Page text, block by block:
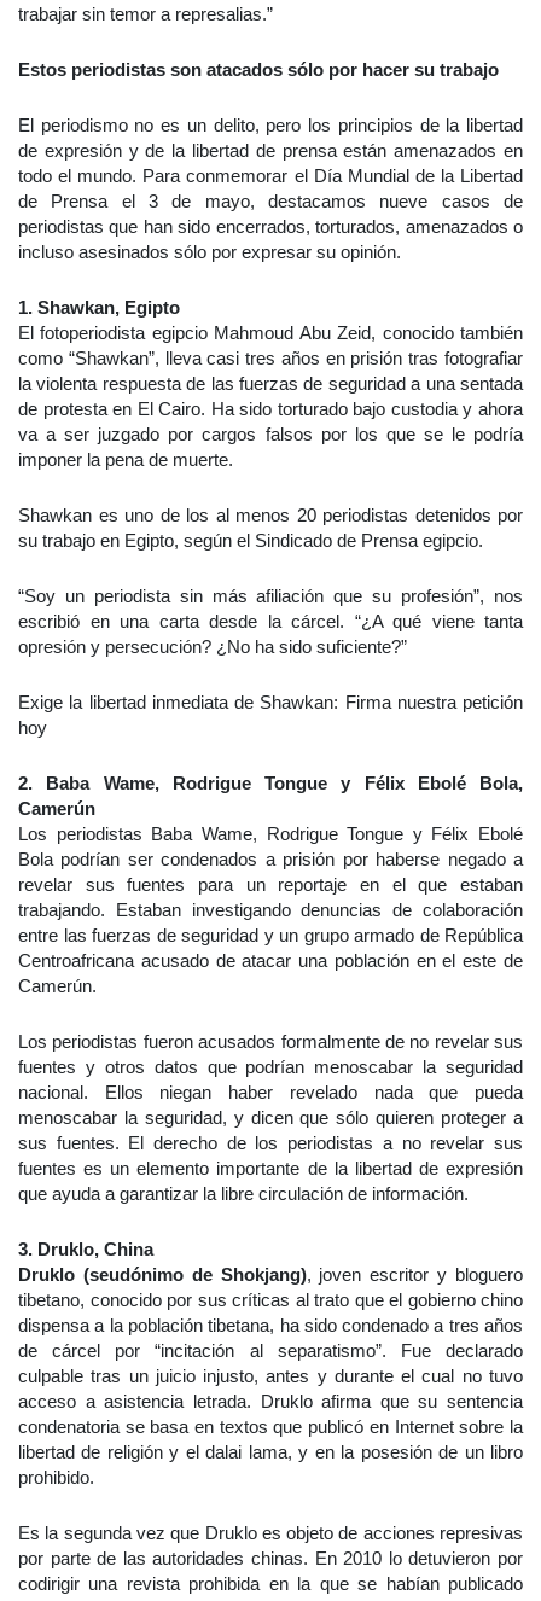
trabajar sin temor a represalias.”
Estos periodistas son atacados sólo por hacer su trabajo
El periodismo no es un delito, pero los principios de la libertad
de expresión y de la libertad de prensa están amenazados en
todo el mundo. Para conmemorar el Día Mundial de la Libertad
de Prensa el 3 de mayo, destacamos nueve casos de
periodistas que han sido encerrados, torturados, amenazados o
incluso asesinados sólo por expresar su opinión.
1. Shawkan, Egipto
El fotoperiodista egipcio Mahmoud Abu Zeid, conocido también
como “Shawkan”, lleva casi tres años en prisión tras fotografiar
la violenta respuesta de las fuerzas de seguridad a una sentada
de protesta en El Cairo. Ha sido torturado bajo custodia y ahora
va a ser juzgado por cargos falsos por los que se le podría
imponer la pena de muerte.
Shawkan es uno de los al menos 20 periodistas detenidos por
su trabajo en Egipto, según el Sindicado de Prensa egipcio.
“Soy un periodista sin más afiliación que su profesión”, nos
escribió en una carta desde la cárcel. “¿A qué viene tanta
opresión y persecución? ¿No ha sido suficiente?”
Exige la libertad inmediata de Shawkan: Firma nuestra petición
hoy
2. Baba Wame, Rodrigue Tongue y Félix Ebolé Bola,
Camerún
Los periodistas Baba Wame, Rodrigue Tongue y Félix Ebolé
Bola podrían ser condenados a prisión por haberse negado a
revelar sus fuentes para un reportaje en el que estaban
trabajando. Estaban investigando denuncias de colaboración
entre las fuerzas de seguridad y un grupo armado de República
Centroafricana acusado de atacar una población en el este de
Camerún.
Los periodistas fueron acusados formalmente de no revelar sus
fuentes y otros datos que podrían menoscabar la seguridad
nacional. Ellos niegan haber revelado nada que pueda
menoscabar la seguridad, y dicen que sólo quieren proteger a
sus fuentes. El derecho de los periodistas a no revelar sus
fuentes es un elemento importante de la libertad de expresión
que ayuda a garantizar la libre circulación de información.
3. Druklo, China
Druklo (seudónimo de Shokjang), joven escritor y bloguero
tibetano, conocido por sus críticas al trato que el gobierno chino
dispensa a la población tibetana, ha sido condenado a tres años
de cárcel por “incitación al separatismo”. Fue declarado
culpable tras un juicio injusto, antes y durante el cual no tuvo
acceso a asistencia letrada. Druklo afirma que su sentencia
condenatoria se basa en textos que publicó en Internet sobre la
libertad de religión y el dalai lama, y en la posesión de un libro
prohibido.
Es la segunda vez que Druklo es objeto de acciones represivas
por parte de las autoridades chinas. En 2010 lo detuvieron por
codirigir una revista prohibida en la que se habían publicado